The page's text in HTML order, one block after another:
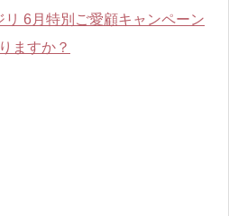
6月特別ご愛顧キャンペーン
ますか？